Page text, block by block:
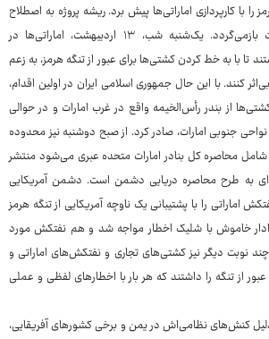
با کارپردازی اماراتی‌ها پیش برد. ریشه پروژه به اصطلاح
آزادی تنگه هرمز، به امارات بازمی‌گردد. یک‌شنبه شب، ۱۳ اردیبهشت، اماراتی‌ها در
تا با به خط کردن کشتی‌ها برای عبور از تنگه هرمز، به زعم
کنند. با این حال جمهوری اسلامی ایران در اولین اقدام،
از بندر رأس‌الخیمه واقع در غرب امارات و در حوالی
جنوبی امارات، صادر کرد. از صبح دوشنبه نیز محدوده
محاصره کل بنادر امارات متحده عبری می‌شود منتشر
به طرح محاصره دریایی دشمن است. دشمن آمریکایی
را با پشتیبانی یک ناوچه آمریکایی از تنگه هرمز
خاموش با شلیک اخطار مواجه شد و هم نفتکش مورد
نوبت دیگر نیز کشتی‌های تجاری و نفتکش‌های اماراتی و
از تنگه را داشتند که هر بار با اخطارهای لفظی و عملی
کنش‌های نظامی‌اش در یمن و برخی کشورهای آفریقایی،